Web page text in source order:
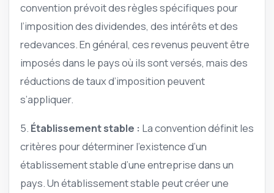
convention prévoit des règles spécifiques pour
l’imposition des dividendes, des intérêts et des
redevances. En général, ces revenus peuvent être
imposés dans le pays où ils sont versés, mais des
réductions de taux d’imposition peuvent
s’appliquer.
5. Établissement stable : La convention définit les
critères pour déterminer l’existence d’un
établissement stable d’une entreprise dans un
pays. Un établissement stable peut créer une